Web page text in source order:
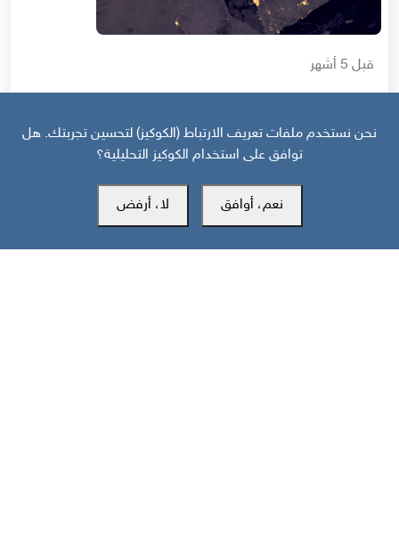
قبل 5 أشهر
نحن نستخدم ملفات تعريف الارتباط (الكوكيز) لتحسين تجربتك. هل
توافق على استخدام الكوكيز التحليلية؟
نعم، أوافق لا، أرفض